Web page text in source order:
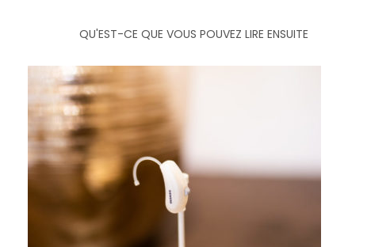
QU'EST-CE QUE VOUS POUVEZ LIRE ENSUITE